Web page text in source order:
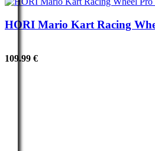
HORI Mario Kart Racing
109.99 €